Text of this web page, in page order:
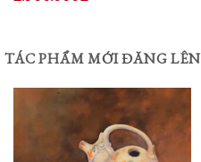
TÁC PHẨM MỚI ĐĂNG LÊN